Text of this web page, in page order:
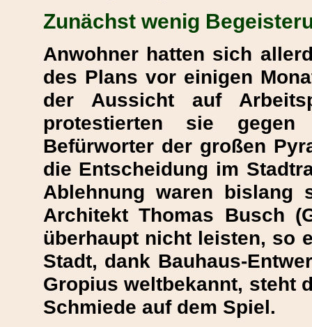
Zunächst wenig
Anwohner hatten sich
des Plans vor einigen
der Aussicht auf
protestierten sie
Befürworter der großen
die Entscheidung im
Ablehnung waren bislang
Architekt Thomas Busch
überhaupt nicht leisten, so
Stadt, dank Bauhaus-
Gropius weltbekannt, steht
Schmiede auf dem Spiel.